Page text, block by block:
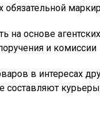
обязательной
на основе
и комиссии
в интересах
составляют